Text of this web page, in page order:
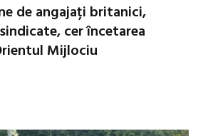
de angajați britanici,
cer încetarea
Mijlociu